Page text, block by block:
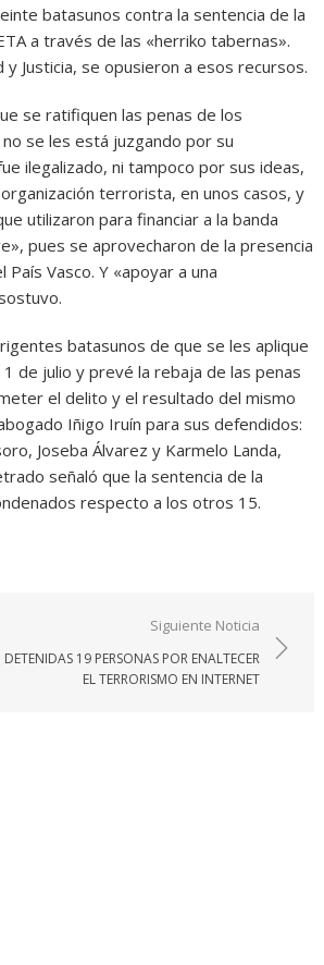
batasunos contra la sentencia de la
a través de las «herriko tabernas».
Justicia, se opusieron a esos recursos.
se ratifiquen las penas de los
se les está juzgando por su
ilegalizado, ni tampoco por sus ideas,
terrorista, en unos casos, y
utilizaron para financiar a la banda
pues se aprovecharon de la presencia
Vasco. Y «apoyar a una
batasunos de que se les aplique
de julio y prevé la rebaja de las penas
el delito y el resultado del mismo
Iñigo Iruín para sus defendidos:
Joseba Álvarez y Karmelo Landa,
señaló que la sentencia de la
respecto a los otros 15.
Siguiente Noticia
DETENIDAS 19 PERSONAS POR ENALTECER
EL TERRORISMO EN INTERNET